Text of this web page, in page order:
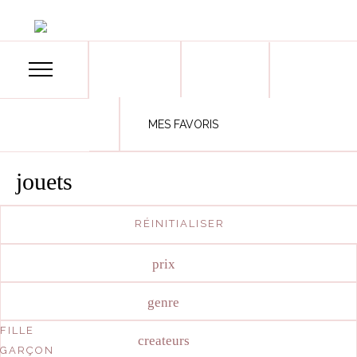
MES FAVORIS
jouets
RÉINITIALISER
prix
genre
FILLE
GARÇON
createurs